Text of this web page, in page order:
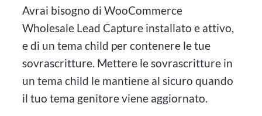
Avrai bisogno di WooCommerce
Wholesale Lead Capture installato e attivo,
e di un tema child per contenere le tue
sovrascritture. Mettere le sovrascritture in
un tema child le mantiene al sicuro quando
il tuo tema genitore viene aggiornato.